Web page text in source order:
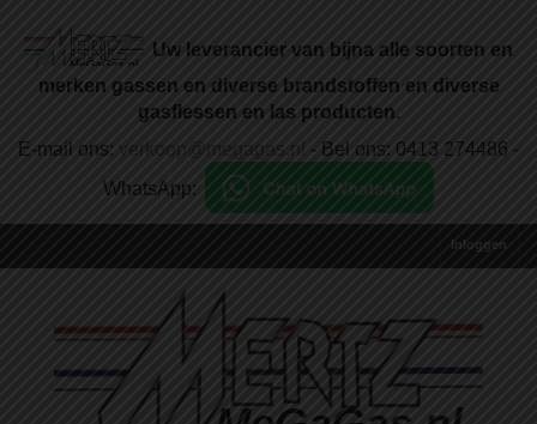
Uw leverancier van bijna alle soorten en
merken gassen en diverse brandstoffen en diverse
gasflessen en las producten.
E-mail ons: verkoop@megagas.nl - Bel ons: 0413 274486 -
WhatsApp:
Inloggen